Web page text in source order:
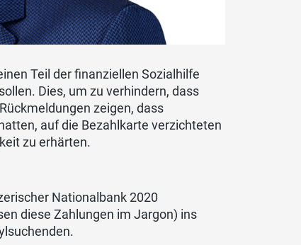
Teil der finanziellen Sozialhilfe
Dies, um zu verhindern, dass
zeigen, dass
auf die Bezahlkarte verzichteten
zu erhärten.
Nationalbank 2020
diese Zahlungen im Jargon) ins